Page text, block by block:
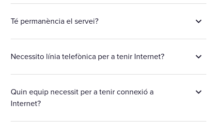
Té permanència el servei?
Necessito línia telefònica per a tenir Internet?
Quin equip necessit per a tenir connexió a
Internet?